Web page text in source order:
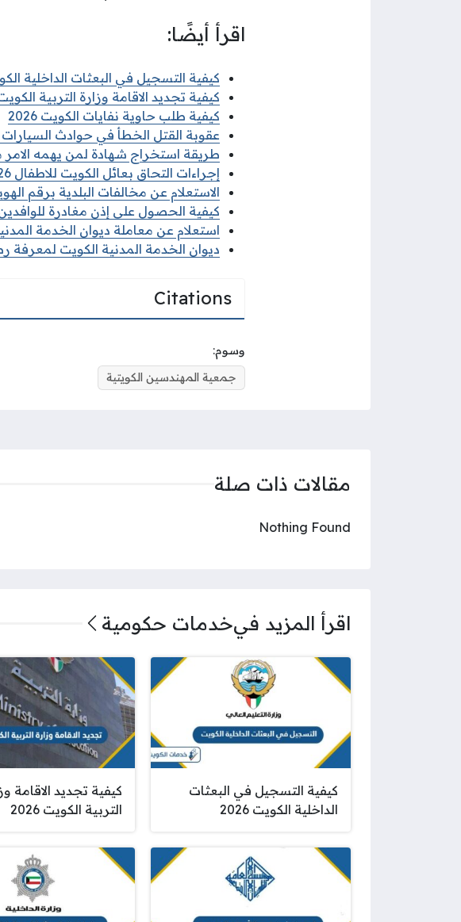
اقرأ أيضًا:
كيفية التسجيل في البعثات الداخلية الكويت
كيفية تجديد الاقامة وزارة التربية الكويت
كيفية طلب حاوية نفايات الكويت 2026
عقوبة القتل الخطأ في حوادث السيارات في
طريقة استخراج شهادة لمن يهمه الامر من
إجراءات التحاق بعائل الكويت للاطفال 2026
الاستعلام عن مخالفات البلدية برقم الهوية
كيفية الحصول على إذن مغادرة للوافدين
استعلام عن معاملة ديوان الخدمة المدنية
ديوان الخدمة المدنية الكويت لمعرفة رصيد
Citations
وسوم:
جمعية المهندسين الكويتية
مقالات ذات صلة
Nothing Found
اقرأ المزيد فيخدمات حكومية
كيفية التسجيل في البعثات
الداخلية الكويت 2026
كيفية تجديد الاقامة
التربية الكويت 2026